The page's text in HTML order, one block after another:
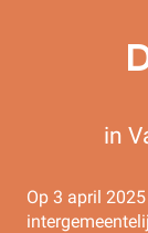
in
Op 3 april